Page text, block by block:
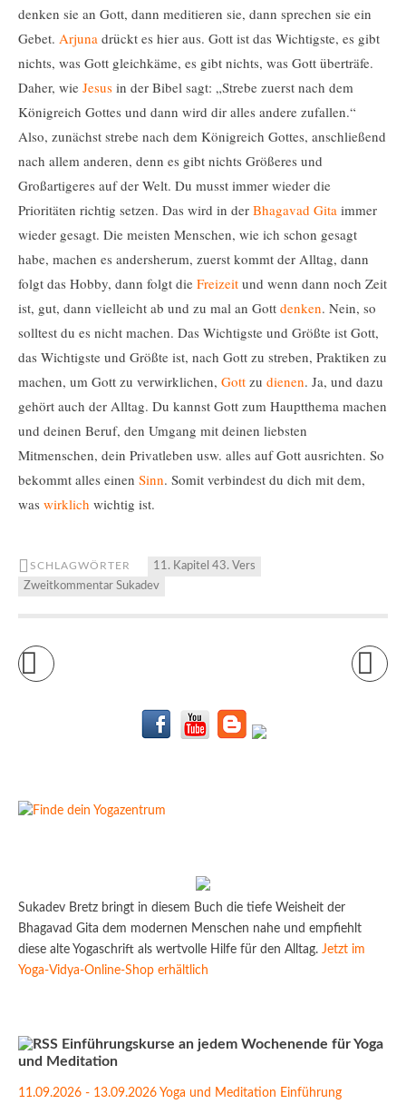
denken sie an Gott, dann meditieren sie, dann sprechen sie ein
Gebet. Arjuna drückt es hier aus. Gott ist das Wichtigste, es gibt
nichts, was Gott gleichkäme, es gibt nichts, was Gott überträfe.
Daher, wie Jesus in der Bibel sagt: „Strebe zuerst nach dem
Königreich Gottes und dann wird dir alles andere zufallen.“
Also, zunächst strebe nach dem Königreich Gottes, anschließend
nach allem anderen, denn es gibt nichts Größeres und
Großartigeres auf der Welt. Du musst immer wieder die
Prioritäten richtig setzen. Das wird in der Bhagavad Gita immer
wieder gesagt. Die meisten Menschen, wie ich schon gesagt
habe, machen es andersherum, zuerst kommt der Alltag, dann
folgt das Hobby, dann folgt die Freizeit und wenn dann noch Zeit
ist, gut, dann vielleicht ab und zu mal an Gott denken. Nein, so
solltest du es nicht machen. Das Wichtigste und Größte ist Gott,
das Wichtigste und Größte ist, nach Gott zu streben, Praktiken zu
machen, um Gott zu verwirklichen, Gott zu dienen. Ja, und dazu
gehört auch der Alltag. Du kannst Gott zum Hauptthema machen
und deinen Beruf, den Umgang mit deinen liebsten
Mitmenschen, dein Privatleben usw. alles auf Gott ausrichten. So
bekommt alles einen Sinn. Somit verbindest du dich mit dem,
was wirklich wichtig ist.
SCHLAGWÖRTER
11. Kapitel 43. Vers
Zweitkommentar Sukadev
Sukadev Bretz bringt in diesem Buch die tiefe Weisheit der
Bhagavad Gita dem modernen Menschen nahe und empfiehlt
diese alte Yogaschrift als wertvolle Hilfe für den Alltag. Jetzt im
Yoga-Vidya-Online-Shop erhältlich
Einführungskurse an jedem Wochenende für Yoga
und Meditation
11.09.2026 - 13.09.2026 Yoga und Meditation Einführung